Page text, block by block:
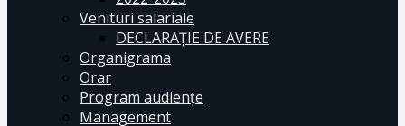
Venituri salariale
DECLARAŢIE DE AVERE
Organigrama
Orar
Program audiențe
Management